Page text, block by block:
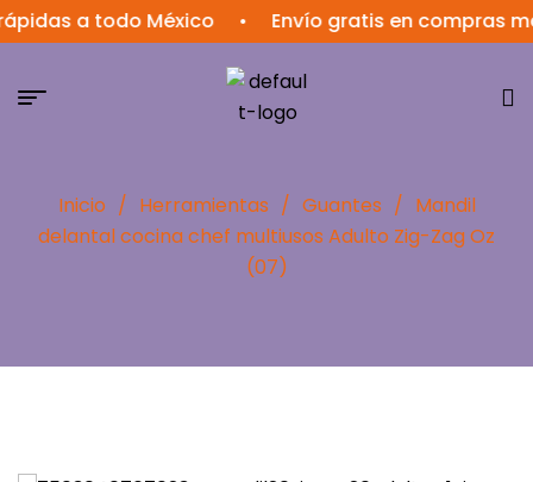
a todo México Envío gratis en compras
Inicio / Herramientas / Guantes / Mandil
delantal cocina chef multiusos Adulto Zig-Zag Oz
(07)